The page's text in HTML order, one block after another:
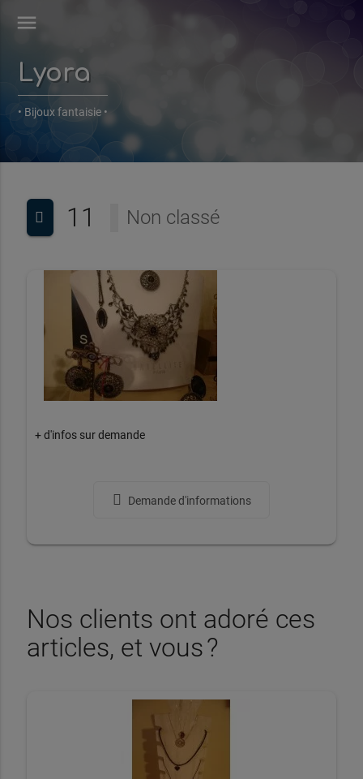
menu
Lyora
• Bijoux fantaisie •
11 Non classé
+ d'infos sur demande
Demande d'informations
Nos clients ont adoré ces
articles, et vous ?